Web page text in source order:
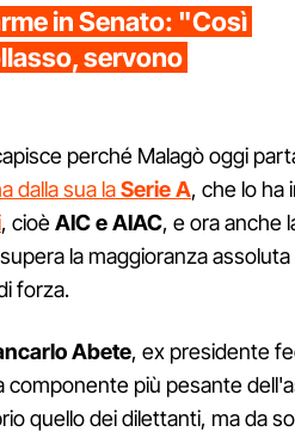
in Senato: "Così
servono
perché Malagò oggi
dalla sua laSerie A, che lo ha
, cioèAIC e AIAC, e ora anche
la maggioranza
forza.
Abete, ex presidente
componente più pesante
quello dei dilettanti, ma da